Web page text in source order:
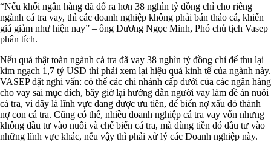
“Nếu khối ngân hàng đã đổ ra hơn 38 nghìn tỷ đồng chỉ cho riêng
ngành cá tra vay, thì các doanh nghiệp không phải bán tháo cá, khiến
giá giảm như hiện nay” – ông Dương Ngọc Minh, Phó chủ tịch Vasep
phân tích.
Nếu quả thật toàn ngành cá tra đã vay 38 nghìn tỷ đồng chỉ để thu lại
kim ngạch 1,7 tỷ USD thì phải xem lại hiệu quả kinh tế của ngành này.
VASEP đặt nghi vấn: có thể các chi nhánh cấp dưới của các ngân hàng
cho vay sai mục đích, bây giờ lại hướng dẫn người vay làm đề án nuôi
cá tra, vì đây là lĩnh vực đang được ưu tiên, để biến nợ xấu đó thành
nợ con cá tra. Cũng có thể, nhiều doanh nghiệp cá tra vay vốn nhưng
không đầu tư vào nuôi và chế biến cá tra, mà dùng tiền đó đầu tư vào
những lĩnh vực khác, nếu vậy thì phải xử lý các Doanh nghiệp này.